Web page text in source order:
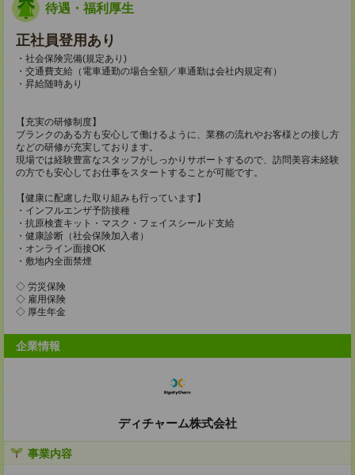
待遇・福利厚生
正社員登用あり
・社会保険完備(規定あり)
・交通費支給（電車通勤の場合全額／車通勤は会社内規定有）
・昇給随時あり
【充実の研修制度】
ブランクのある方も安心して働けるように、業務の流れやお客様との接し方
などの研修が充実しております。
現場では経験豊富なスタッフがしっかりサポートするので、訪問美容未経験
の方でも安心してお仕事をスタートすることが可能です。
【健康に配慮した取り組みも行っています】
・インフルエンザ予防接種
・抗原検査キット・マスク・フェイスシールド支給
・健康診断（社会保険加入者）
・オンライン面接OK
・敷地内全面禁煙
◇ 労災保険
◇ 雇用保険
◇ 厚生年金
企業情報
ディチャーム株式会社
事業内容